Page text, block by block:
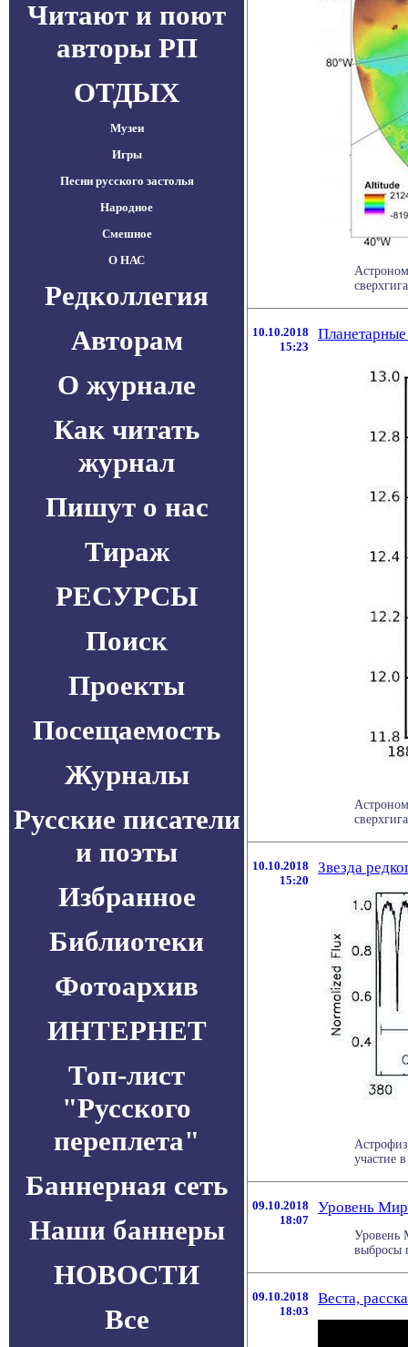
Читают и поют
авторы РП
ОТДЫХ
Музеи
Игры
Песни русского застолья
Народное
Смешное
О НАС
Редколлегия
Авторам
О журнале
Как читать
журнал
Пишут о нас
Тираж
РЕСУРСЫ
Поиск
Проекты
Посещаемость
Журналы
Русские писатели
и поэты
Избранное
Библиотеки
Фотоархив
ИНТЕРНЕТ
Топ-лист
"Русского
переплета"
Баннерная сеть
Наши баннеры
НОВОСТИ
Все
10.10.2018
15:23
10.10.2018
15:20
Звезда
участие
09.10.2018
18:07
Уровень
Уровень
выбросы
09.10.2018
18:03
Веста,